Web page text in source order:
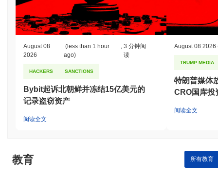
August 08
2026
(less than 1 hour
ago)
,3 分钟阅
读
HACKERS SANCTIONS
Bybit起诉北朝鲜并冻结15亿美元的
记录盗窃资产
阅读全文
August 08 2026
TRUMP MEDIA
特朗普媒体
CRO国库投
阅读全文
教育 所有教育